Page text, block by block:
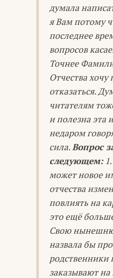
думала
я Вам потому
последнее
вопросов
Точнее
Отчества
отказаться.
читателям
и полезна эта
недаром
сила.Вопрос
следующем:1.
может новое
отчества
повлиять на
это ещё
Свою
назвала бы
родственники
заказывают